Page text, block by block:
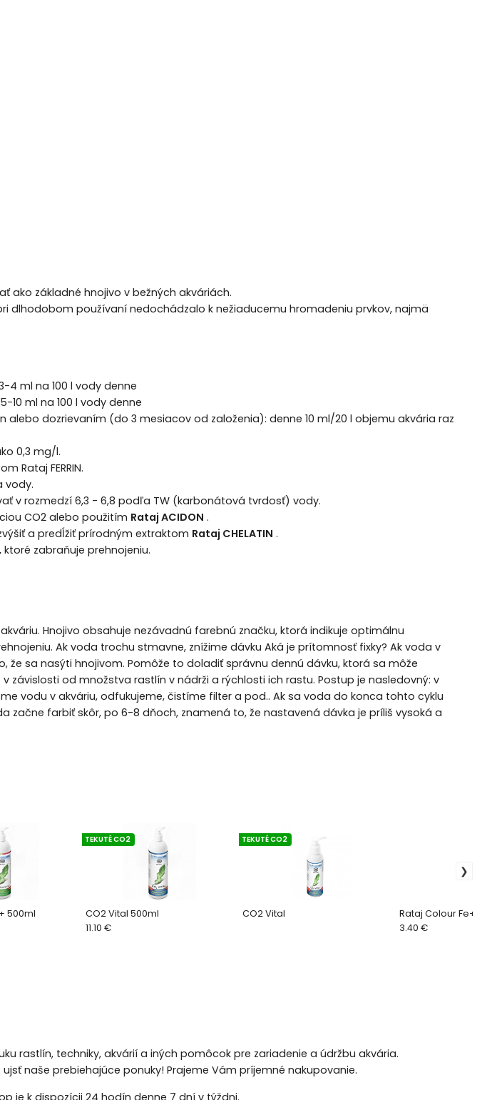
ako základné hnojivo v bežných akváriách.
dlhodobom používaní nedochádzalo k nežiaducemu hromadeniu prvkov, najmä
4 ml na 100 l vody denne
10 ml na 100 l vody denne
dozrievaním (do 3 mesiacov od založenia): denne 10 ml/20 l objemu akvária raz
0,3 mg/l.
Rataj FERRIN.
vody.
v rozmedzí 6,3 - 6,8 podľa TW (karbonátová tvrdosť) vody.
CO2 alebo použitím Rataj ACIDON .
a predĺžiť prírodným extraktom Rataj CHELATIN .
zabraňuje prehnojeniu.
Hnojivo obsahuje nezávadnú farebnú značku, ktorá indikuje optimálnu
Ak voda trochu stmavne, znížime dávku Aká je prítomnosť fixky? Ak voda v
že sa nasýti hnojivom. Pomôže to doladiť správnu dennú dávku, ktorá sa môže
závislosti od množstva rastlín v nádrži a rýchlosti ich rastu. Postup je nasledovný: v
vodu v akváriu, odfukujeme, čistíme filter a pod.. Ak sa voda do konca tohto cyklu
začne farbiť skôr, po 6-8 dňoch, znamená to, že nastavená dávka je príliš vysoká a
500ml
CO2 Vital 500ml
TEKUTÉ CO2
11.10 €
CO2 Vital
TEKUTÉ CO2
Rataj Colour Fe+
3.40 €
rastlín, techniky, akvárií a iných pomôcok pre zariadenie a údržbu akvária.
naše prebiehajúce ponuky! Prajeme Vám príjemné nakupovanie.
je k dispozícii 24 hodín denne 7 dní v týždni.